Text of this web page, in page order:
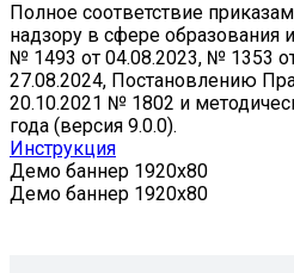
Полное соответствие
надзору в сфере образования
№ 1493 от 04.08.2023, № 1353
27.08.2024, Постановлению
20.10.2021 № 1802 и
года (версия 9.0.0).
Инструкция
Демо баннер 1920x80
Демо баннер 1920x80